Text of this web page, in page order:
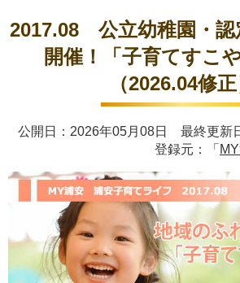
2017.08 公立幼稚園・認
開催！「子育てすこ
（2026.04修正
公開日：2026年05月08日 最終更新
登録元：「